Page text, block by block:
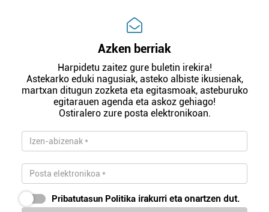
Azken berriak
Harpidetu zaitez gure buletin irekira!
Astekarko eduki nagusiak, asteko albiste ikusienak,
martxan ditugun zozketa eta egitasmoak, asteburuko
egitarauen agenda eta askoz gehiago!
Ostiralero zure posta elektronikoan.
Pribatutasun Politika irakurri eta onartzen dut.